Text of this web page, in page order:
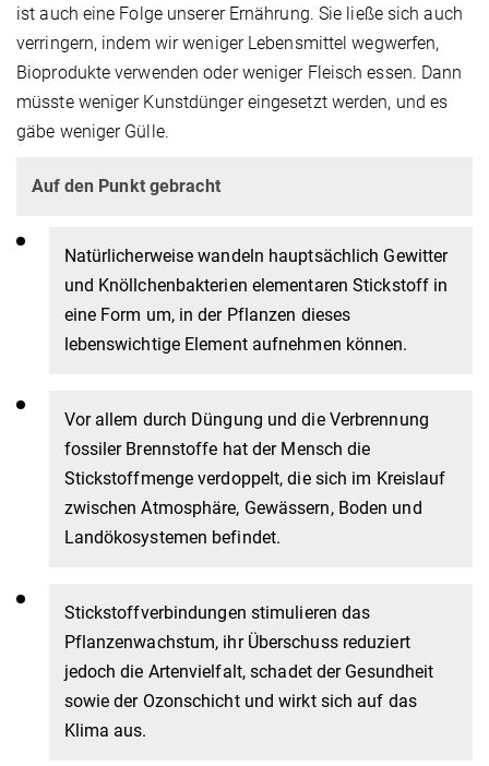
ist auch eine Folge unserer Ernährung. Sie ließe sich auch
verringern, indem wir weniger Lebensmittel wegwerfen,
Bioprodukte verwenden oder weniger Fleisch essen. Dann
müsste weniger Kunstdünger eingesetzt werden, und es
gäbe weniger Gülle.
Auf den Punkt gebracht
Natürlicherweise wandeln hauptsächlich Gewitter
und Knöllchenbakterien elementaren Stickstoff in
eine Form um, in der Pflanzen dieses
lebenswichtige Element aufnehmen können.
Vor allem durch Düngung und die Verbrennung
fossiler Brennstoffe hat der Mensch die
Stickstoffmenge verdoppelt, die sich im Kreislauf
zwischen Atmosphäre, Gewässern, Boden und
Landökosystemen befindet.
Stickstoffverbindungen stimulieren das
Pflanzenwachstum, ihr Überschuss reduziert
jedoch die Artenvielfalt, schadet der Gesundheit
sowie der Ozonschicht und wirkt sich auf das
Klima aus.